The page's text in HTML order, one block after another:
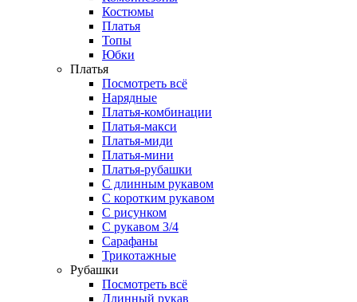
Костюмы
Платья
Топы
Юбки
Платья
Посмотреть всё
Нарядные
Платья-комбинации
Платья-макси
Платья-миди
Платья-мини
Платья-рубашки
С длинным рукавом
С коротким рукавом
С рисунком
С рукавом 3/4
Сарафаны
Трикотажные
Рубашки
Посмотреть всё
Длинный рукав